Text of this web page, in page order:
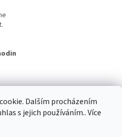
Dalším procházením
s jejich používáním.. Více